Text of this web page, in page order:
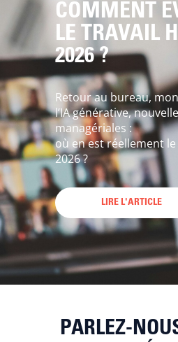
COMMENT
LE TRAVAIL
2026 ?
Retour au bureau,
l’IA générative,
managériales :
où en est réellement
2026 ?
LIRE L'ARTICLE
PARLEZ-